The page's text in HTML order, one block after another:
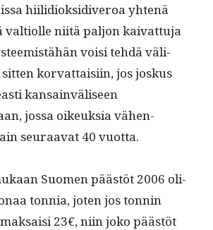
hiilid­iok­sidi­veroa yht­enä
val­ti­olle niitä paljon kai­vat­tu­ja
voisi tehdä väli­
kor­vat­taisi­in, jos joskus
kan­sain­väliseen
jos­sa oikeuk­sia vähen­
seu­raa­vat 40 vuotta.
Suomen päästöt 2006 oli­
ton­nia, joten jos ton­nin
23€, niin joko päästöt